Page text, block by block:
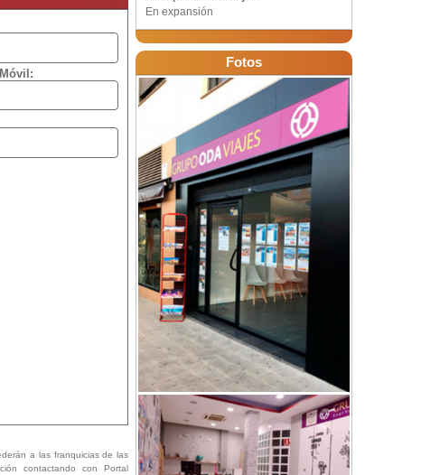
propios de la
los mismos, sin
a las franquicias de las
contactando con Portal
En expansión
Fotos